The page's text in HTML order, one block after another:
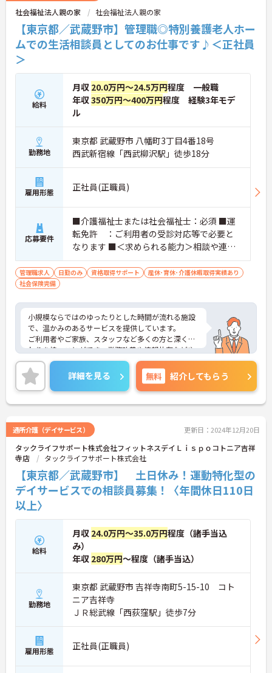
社会福祉法人親の家 社会福祉法人親の家
【東京都／武蔵野市】管理職◎特別養護老人ホー
ムでの生活相談員としてのお仕事です♪＜正社員
＞
給料
月収 20.0万円～24.5万円程度 一般職
年収350万円～400万円程度 経験3年モデ
ル
勤務地
東京都 武蔵野市 八幡町3丁目4番18号
西武新宿線「西武柳沢駅」徒歩18分
雇用形態 正社員(正職員)
応募要件
■介護福祉士または社会福祉士：必須 ■運
転免許 ：ご利用者の受診対応等で必要と
なります ■＜求められる能力＞相談や連
絡・調整を円滑に進めるための高いコミュ
ニケーション能力、介護保険制度全般の幅
管理職求人 日勤のみ 資格取得サポート
産休･育休･介護休暇取得実績あり
社会保険完備
小規模ならではのゆったりとした時間が流れる施設
で、温かみのあるサービスを提供しています。
ご利用者やご家族、スタッフなど多くの方と深く関
わりを持つことができ、業務改善や情報共有などや
りがいある仕事です。
ご興味のある方には、面接対策ポイントなど、さら
に詳細をお話しいたしますのでお気軽にご相談くだ
さい！
詳細を見る 無料 紹介してもらう
通所介護（デイサービス） 更新日：2024年12月20日
タックライフサポート株式会社フィットネスデイＬｉｓｐｏコトニア吉祥
寺店
タックライフサポート株式会社
【東京都／武蔵野市】 土日休み！運動特化型の
デイサービスでの相談員募集！〈年間休日110日
以上〉
給料
月収 24.0万円～35.0万円程度（諸手当込
み）
年収 280万円～程度（諸手当込）
勤務地
東京都 武蔵野市 吉祥寺南町5-15-10 コト
ニア吉祥寺
ＪＲ総武線「西荻窪駅」徒歩7分
雇用形態 正社員(正職員)